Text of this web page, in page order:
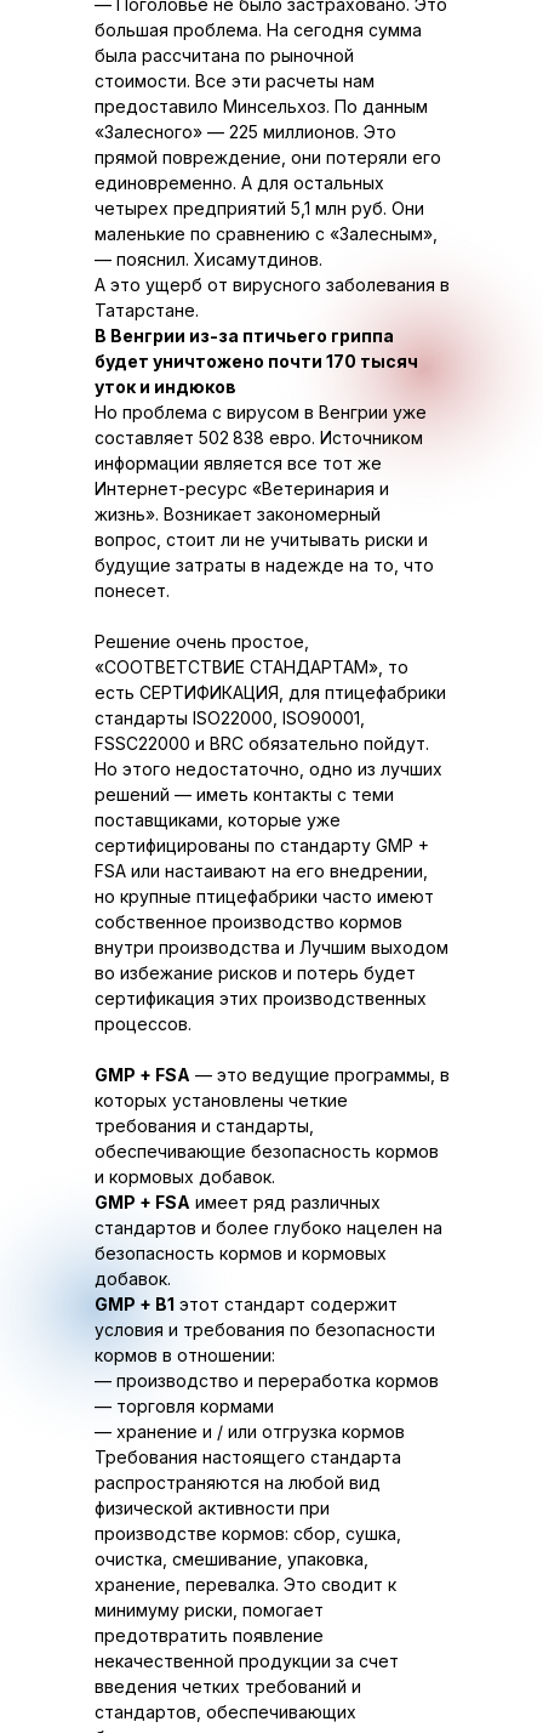
— Поголовье не было застраховано. Это
большая проблема. На сегодня сумма
была рассчитана по рыночной
стоимости. Все эти расчеты нам
предоставило Минсельхоз. По данным
«Залесного» — 225 миллионов. Это
прямой повреждение, они потеряли его
единовременно. А для остальных
четырех предприятий 5,1 млн руб. Они
маленькие по сравнению с «Залесным»,
— пояснил. Хисамутдинов.
А это ущерб от вирусного заболевания в
Татарстане.
В Венгрии из-за птичьего гриппа
будет уничтожено почти 170 тысяч
уток и индюков
Но проблема с вирусом в Венгрии уже
составляет 502 838 евро. Источником
информации является все тот же
Интернет-ресурс «Ветеринария и
жизнь». Возникает закономерный
вопрос, стоит ли не учитывать риски и
будущие затраты в надежде на то, что
понесет.
Решение очень простое,
«СООТВЕТСТВИЕ СТАНДАРТАМ», то
есть СЕРТИФИКАЦИЯ, для птицефабрики
стандарты ISO22000, ISO90001,
FSSC22000 и BRC обязательно пойдут.
Но этого недостаточно, одно из лучших
решений — иметь контакты с теми
поставщиками, которые уже
сертифицированы по стандарту GMP +
FSA или настаивают на его внедрении,
но крупные птицефабрики часто имеют
собственное производство кормов
внутри производства и Лучшим выходом
во избежание рисков и потерь будет
сертификация этих производственных
процессов.
GMP + FSA — это ведущие программы, в
которых установлены четкие
требования и стандарты,
обеспечивающие безопасность кормов
и кормовых добавок.
GMP + FSA имеет ряд различных
стандартов и более глубоко нацелен на
безопасность кормов и кормовых
добавок.
GMP + B1 этот стандарт содержит
условия и требования по безопасности
кормов в отношении:
— производство и переработка кормов
— торговля кормами
— хранение и / или отгрузка кормов
Требования настоящего стандарта
распространяются на любой вид
физической активности при
производстве кормов: сбор, сушка,
очистка, смешивание, упаковка,
хранение, перевалка. Это сводит к
минимуму риски, помогает
предотвратить появление
некачественной продукции за счет
введения четких требований и
стандартов, обеспечивающих